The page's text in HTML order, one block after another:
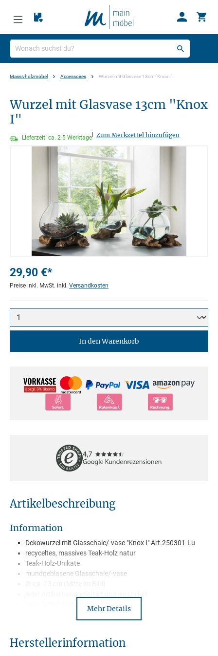
Massivholzmöbel Accessoires Wurzel mit Glasvase 13cm "Knox I"
Wurzel mit Glasvase 13cm "Knox
I"
Lieferzeit: ca. 2-5 Werktage Zum Merkzettel hinzufügen
Bildergalerie überspringen
29,90 €*
Preise inkl. MwSt. inkl. Versandkosten
In den Warenkorb
Artikelbeschreibung
Information
Dekowurzel mit Glasschale/-vase "Knox I" Art.250301-Lu
recyceltes, massives Teak-Holz natur
Teak-Holz-Unikate
mundgeblasene Glasschale/-vase
jeder Artikel fällt verschieden aus
Mehr Details
Herstellerinformation